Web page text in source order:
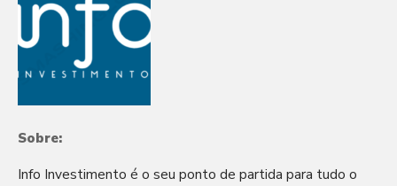
Sobre:
Info Investimento é o seu ponto de partida para tudo o